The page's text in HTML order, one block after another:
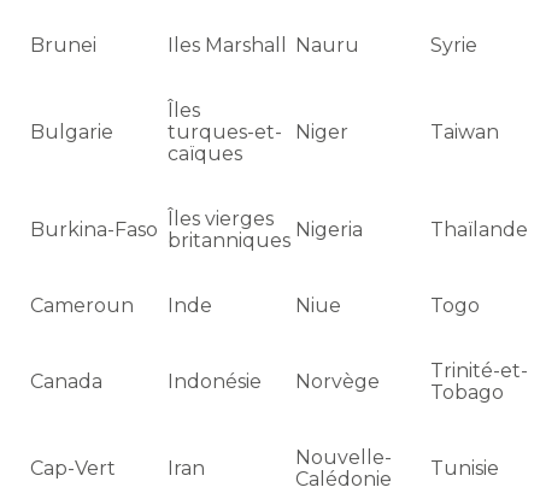
Brunei Iles Marshall Nauru Syrie
Bulgarie
Îles
turques-et-
caïques
Niger Taiwan
Burkina-Faso Îles vierges
britanniques Nigeria Thaïlande
Cameroun Inde Niue Togo
Canada Indonésie Norvège
Trinité-et-
Tobago
Cap-Vert Iran
Nouvelle-
Calédonie
Tunisie